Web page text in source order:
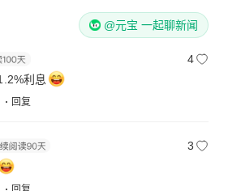
@元宝 一起聊新闻
4
利息
回复
3